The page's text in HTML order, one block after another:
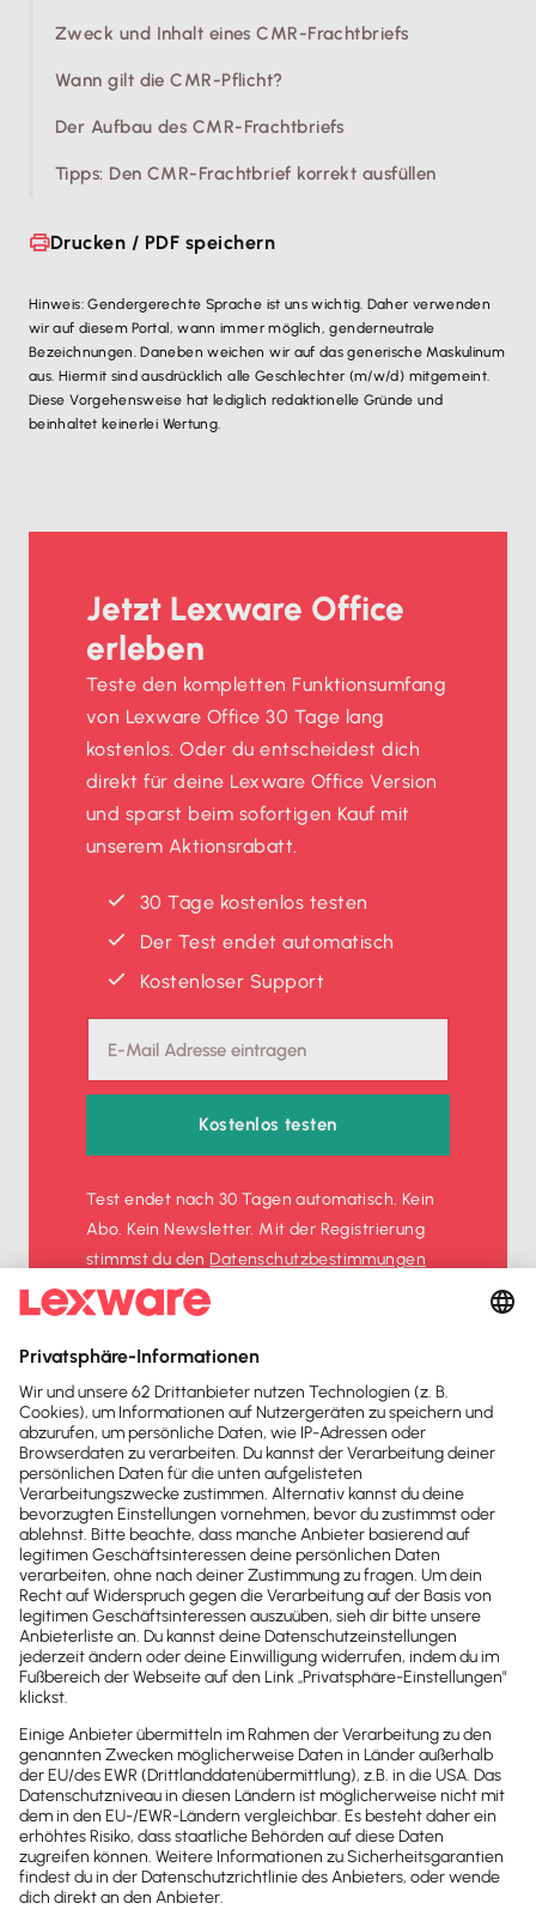
Zweck und Inhalt eines CMR-Frachtbriefs
Wann gilt die CMR-Pflicht?
Der Aufbau des CMR-Frachtbriefs
Tipps: Den CMR-Frachtbrief korrekt ausfüllen
Drucken / PDF speichern
Hinweis: Gendergerechte Sprache ist uns wichtig. Daher verwenden
wir auf diesem Portal, wann immer möglich, genderneutrale
Bezeichnungen. Daneben weichen wir auf das generische Maskulinum
aus. Hiermit sind ausdrücklich alle Geschlechter (m/w/d) mitgemeint.
Diese Vorgehensweise hat lediglich redaktionelle Gründe und
beinhaltet keinerlei Wertung.
Jetzt Lexware Office
erleben
Teste den kompletten Funktionsumfang
von Lexware Office 30 Tage lang
kostenlos. Oder du entscheidest dich
direkt für deine Lexware Office Version
und sparst beim sofortigen Kauf mit
unserem Aktionsrabatt.
30 Tage kostenlos testen
Der Test endet automatisch
Kostenloser Support
Kostenlos testen
Test endet nach 30 Tagen automatisch. Kein
Abo. Kein Newsletter. Mit der Registrierung
stimmst du denDatenschutz­bestimmungen
und denAGBzu.
Sofort50%
Newsletter
Brandheiße
News direkt in
dein Postfach
wichtige News zu
Gesetzesänderungen,
hilfreiche Praxis-Tipps und
kostenlose Tools für
Unternehmen erhalten?
Dann abonniere unseren